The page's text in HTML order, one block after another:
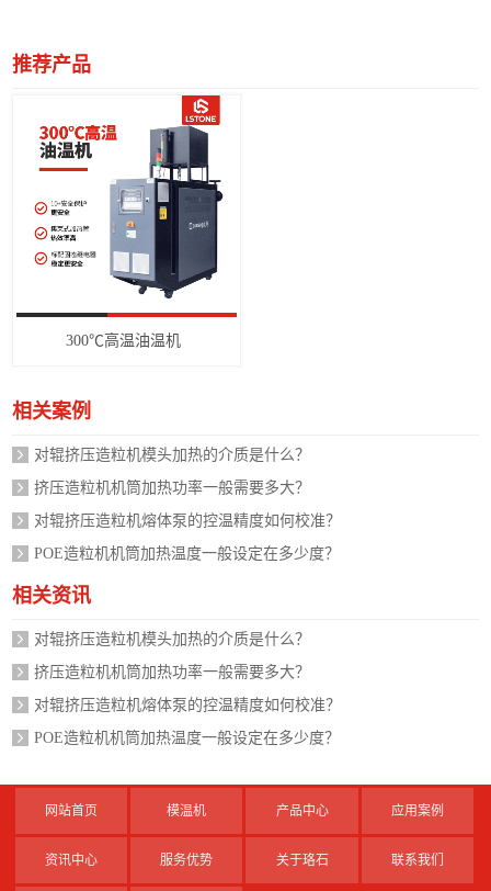
推荐产品
300℃高温油温机
相关案例
对辊挤压造粒机模头加热的介质是什么？
挤压造粒机机筒加热功率一般需要多大？
对辊挤压造粒机熔体泵的控温精度如何校准？
POE造粒机机筒加热温度一般设定在多少度？
相关资讯
对辊挤压造粒机模头加热的介质是什么？
挤压造粒机机筒加热功率一般需要多大？
对辊挤压造粒机熔体泵的控温精度如何校准？
POE造粒机机筒加热温度一般设定在多少度？
网站首页 模温机 产品中心 应用案例
资讯中心 服务优势 关于珞石 联系我们